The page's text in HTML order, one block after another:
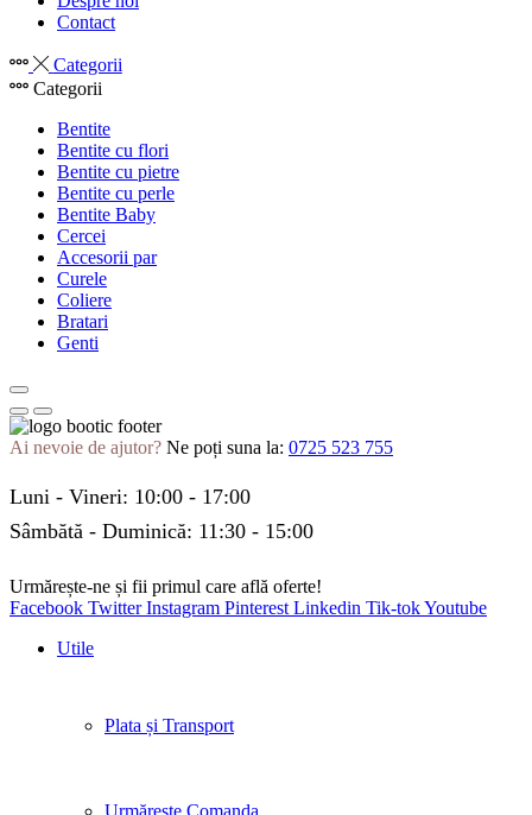
Contact
Categorii
Categorii
Bentite
Bentite cu flori
Bentite cu pietre
Bentite cu perle
Bentite Baby
Cercei
Accesorii par
Curele
Coliere
Bratari
Genti
Ai nevoie de ajutor? Ne poți suna la: 0725 523 755
Luni - Vineri: 10:00 - 17:00
Sâmbătă - Duminică: 11:30 - 15:00
Urmărește-ne și fii primul care află oferte!
Facebook Twitter Instagram Pinterest Linkedin Tik-tokYoutube
Utile
Plata și Transport